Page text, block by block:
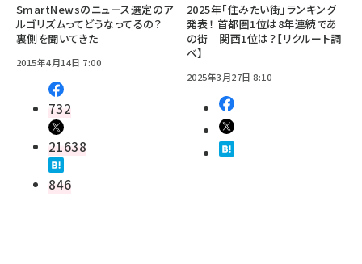
SmartNewsのニュース選定のア
ルゴリズムってどうなってるの？
裏側を聞いてきた
2015年4月14日 7:00
732
21638
846
2025年「住みたい街」ランキング
発表！ 首都圏1位は8年連続であ
の街 関西1位は？【リクルート調
べ】
2025年3月27日 8:10